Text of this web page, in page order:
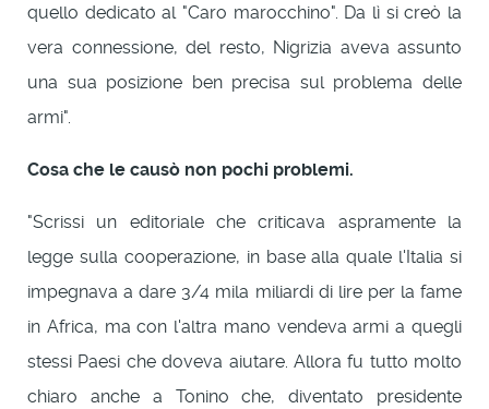
quello dedicato al "Caro marocchino". Da lì si creò la
vera connessione, del resto, Nigrizia aveva assunto
una sua posizione ben precisa sul problema delle
armi".
Cosa che le causò non pochi problemi.
"Scrissi un editoriale che criticava aspramente la
legge sulla cooperazione, in base alla quale l'Italia si
impegnava a dare 3/4 mila miliardi di lire per la fame
in Africa, ma con l'altra mano vendeva armi a quegli
stessi Paesi che doveva aiutare. Allora fu tutto molto
chiaro anche a Tonino che, diventato presidente